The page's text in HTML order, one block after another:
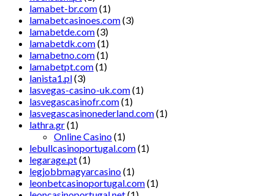
lamabet-br.com(1)
lamabetcasinoes.com(3)
lamabetde.com(3)
lamabetdk.com(1)
lamabetno.com(1)
lamabetpt.com(1)
lanista1.pl(3)
lasvegas-casino-uk.com(1)
lasvegascasinofr.com(1)
lasvegascasinonederland.com(1)
lathra.gr(1)
Online Casino(1)
lebullcasinoportugal.com(1)
legarage.pt(1)
legjobbmagyarcasino(1)
leonbetcasinoportugal.com(1)